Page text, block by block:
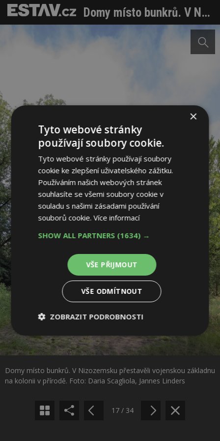
Domy místo bunkrů. V Nizozemsku přestavěli vojenskou základnu na kolonii v přírodě
Domy místo bunkrů. V Nizozemsku přestavěli vojenskou základnu
na kolonii v přírodě. Foto: Daria Scagliola, Jannes Linders
Sdílet na Facebooku
Sdílet na Pinterestu
17 / 34
×
Tyto webové stránky
používají soubory cookie.
Tyto webové stránky používají soubory
cookie ke zlepšení uživatelského zážitku.
Používáním našich webových stránek
souhlasíte se všemi soubory cookie v
souladu s našimi zásadami používání
souborů cookie.Více informací
SHOW ALL PARTNERS (1634) →
VŠE PŘIJMOUT
VŠE ODMÍTNOUT
ZOBRAZIT PODROBNOSTI
Nezbytně
nutné
soubory
Výkonové
soubory
Soubory
cílení